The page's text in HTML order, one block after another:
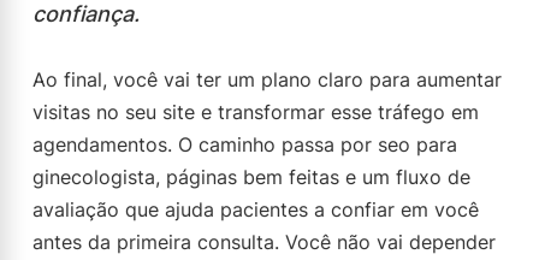
confiança.
Ao final, você vai ter um plano claro para aumentar
visitas no seu site e transformar esse tráfego em
agendamentos. O caminho passa por seo para
ginecologista, páginas bem feitas e um fluxo de
avaliação que ajuda pacientes a confiar em você
antes da primeira consulta. Você não vai depender